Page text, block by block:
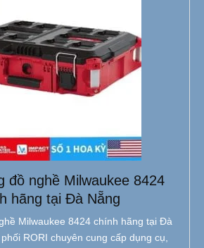
đồ nghề Milwaukee 8424
hãng tại Đà Nẵng
Milwaukee 8424 chính hãng tại Đà
RORI chuyên cung cấp dụng cụ,